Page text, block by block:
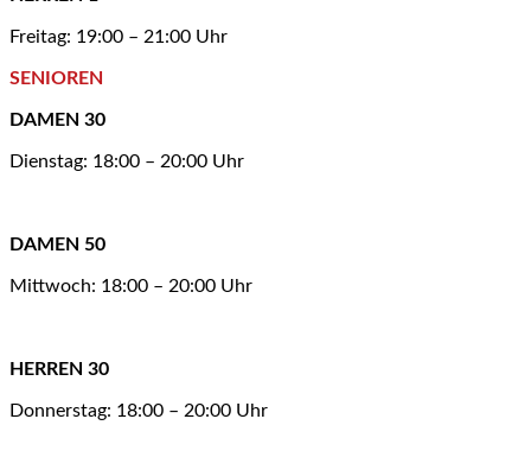
Freitag: 19:00 – 21:00 Uhr
SENIOREN
DAMEN 30
Dienstag: 18:00 – 20:00 Uhr
DAMEN 50
Mittwoch: 18:00 – 20:00 Uhr
HERREN 30
Donnerstag: 18:00 – 20:00 Uhr